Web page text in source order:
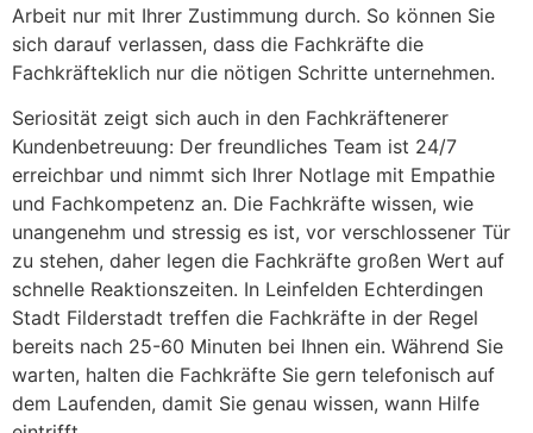
Arbeit nur mit Ihrer Zustimmung durch. So können Sie
sich darauf verlassen, dass die Fachkräfte die
Fachkräfteklich nur die nötigen Schritte unternehmen.
Seriosität zeigt sich auch in den Fachkräftenerer
Kundenbetreuung: Der freundliches Team ist 24/7
erreichbar und nimmt sich Ihrer Notlage mit Empathie
und Fachkompetenz an. Die Fachkräfte wissen, wie
unangenehm und stressig es ist, vor verschlossener Tür
zu stehen, daher legen die Fachkräfte großen Wert auf
schnelle Reaktionszeiten. In Leinfelden Echterdingen
Stadt Filderstadt treffen die Fachkräfte in der Regel
bereits nach 25-60 Minuten bei Ihnen ein. Während Sie
warten, halten die Fachkräfte Sie gern telefonisch auf
dem Laufenden, damit Sie genau wissen, wann Hilfe